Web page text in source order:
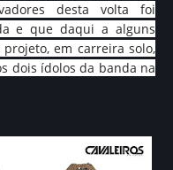
desta volta foi
e que daqui a alguns
em carreira solo,
dois ídolos da banda na